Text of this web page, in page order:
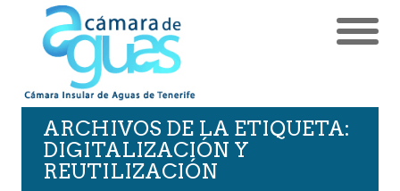
ARCHIVOS DE LA ETIQUETA:
DIGITALIZACIÓN Y
REUTILIZACIÓN